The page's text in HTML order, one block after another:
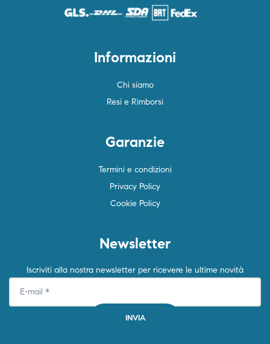
Informazioni
Chi siamo
Resi e Rimborsi
Garanzie
Termini e condizioni
Privacy Policy
Cookie Policy
Newsletter
Iscriviti alla nostra newsletter per ricevere le ultime novità